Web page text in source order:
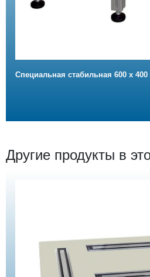
Cпециальная стабильная 600 x
Другие продукты в